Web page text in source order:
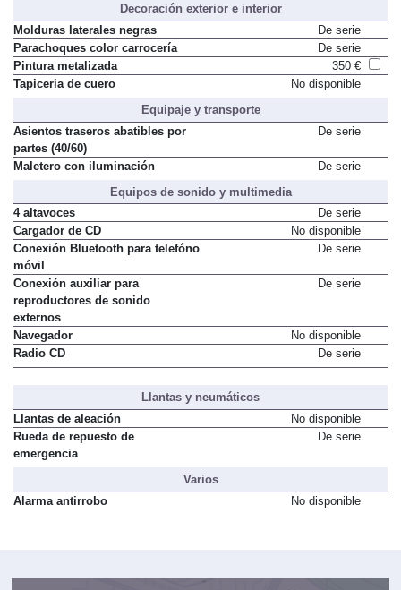
Decoración exterior e interior
Molduras laterales negras
De serie
Parachoques color carrocería
De serie
Pintura metalizada
350 €
Tapiceria de cuero
No disponible
Equipaje y transporte
Asientos traseros abatibles por
partes (40/60)
De serie
Maletero con iluminación
De serie
Equipos de sonido y multimedia
4 altavoces
De serie
Cargador de CD
No disponible
Conexión Bluetooth para telefóno
móvil
De serie
Conexión auxiliar para
reproductores de sonido
externos
De serie
Navegador
No disponible
Radio CD
De serie
Llantas y neumáticos
Llantas de aleación
No disponible
Rueda de repuesto de
emergencia
De serie
Varios
Alarma antirrobo
No disponible